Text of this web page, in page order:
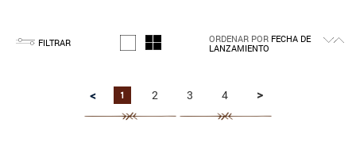
FILTRAR ORDENAR POR FECHA DE
LANZAMIENTO
< 1 2 3 4 >
3.
poleras mujer